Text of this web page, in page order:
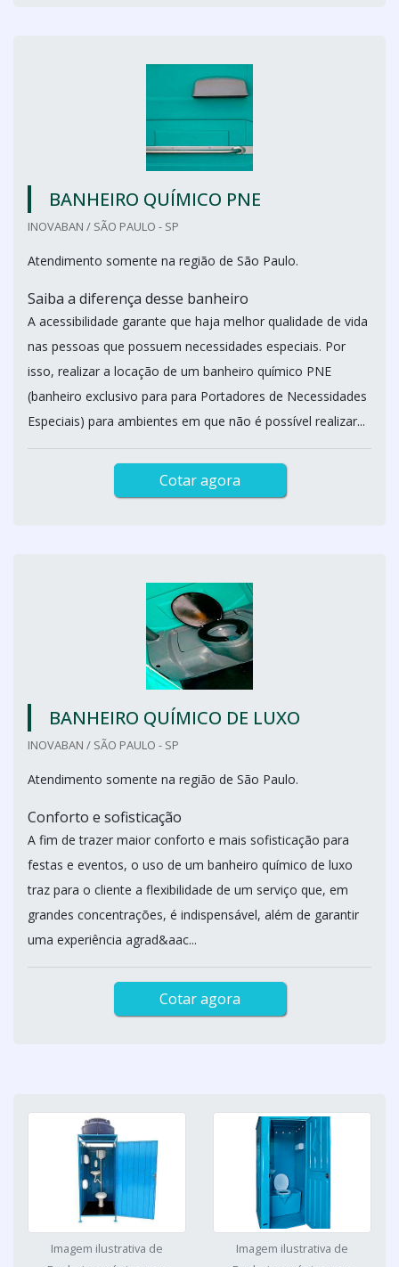
BANHEIRO QUÍMICO PNE
INOVABAN / SÃO PAULO - SP
Atendimento somente na região de São Paulo.
Saiba a diferença desse banheiro
A acessibilidade garante que haja melhor qualidade de vida
nas pessoas que possuem necessidades especiais. Por
isso, realizar a locação de um banheiro químico PNE
(banheiro exclusivo para para Portadores de Necessidades
Especiais) para ambientes em que não é possível realizar...
Cotar agora
BANHEIRO QUÍMICO DE LUXO
INOVABAN / SÃO PAULO - SP
Atendimento somente na região de São Paulo.
Conforto e sofisticação
A fim de trazer maior conforto e mais sofisticação para
festas e eventos, o uso de um banheiro químico de luxo
traz para o cliente a flexibilidade de um serviço que, em
grandes concentrações, é indispensável, além de garantir
uma experiência agrad&aac...
Cotar agora
Imagem ilustrativa de
Imagem ilustrativa de